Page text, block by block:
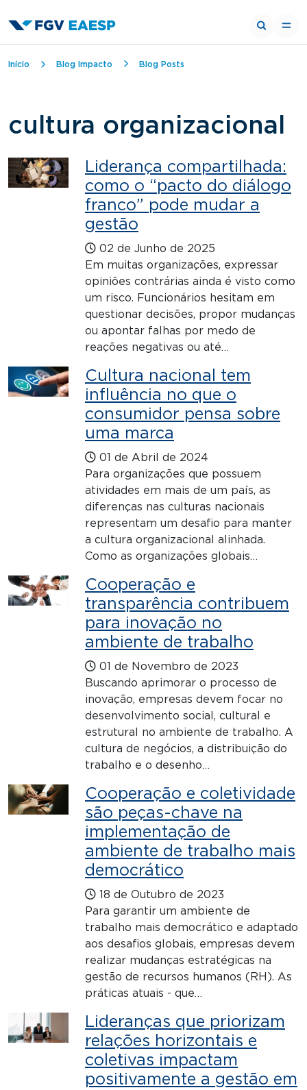
Trilha de navegação
Início Blog Impacto Blog Posts
cultura organizacional
Liderança compartilhada:
como o “pacto do diálogo
franco” pode mudar a
gestão
02 de Junho de 2025
Em muitas organizações, expressar
opiniões contrárias ainda é visto como
um risco. Funcionários hesitam em
questionar decisões, propor mudanças
ou apontar falhas por medo de
reações negativas ou até…
Cultura nacional tem
influência no que o
consumidor pensa sobre
uma marca
01 de Abril de 2024
Para organizações que possuem
atividades em mais de um país, as
diferenças nas culturas nacionais
representam um desafio para manter
a cultura organizacional alinhada.
Como as organizações globais…
Cooperação e
transparência contribuem
para inovação no
ambiente de trabalho
01 de Novembro de 2023
Buscando aprimorar o processo de
inovação, empresas devem focar no
desenvolvimento social, cultural e
estrutural no ambiente de trabalho. A
cultura de negócios, a distribuição do
trabalho e o desenho…
Cooperação e coletividade
são peças-chave na
implementação de
ambiente de trabalho mais
democrático
18 de Outubro de 2023
Para garantir um ambiente de
trabalho mais democrático e adaptado
aos desafios globais, empresas devem
realizar mudanças estratégicas na
gestão de recursos humanos (RH). As
práticas atuais - que…
Lideranças que priorizam
relações horizontais e
coletivas impactam
positivamente a gestão em